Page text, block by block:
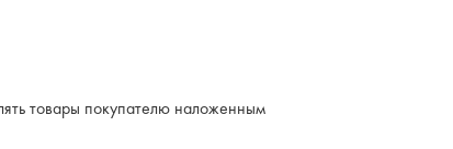
товары покупателю наложенным